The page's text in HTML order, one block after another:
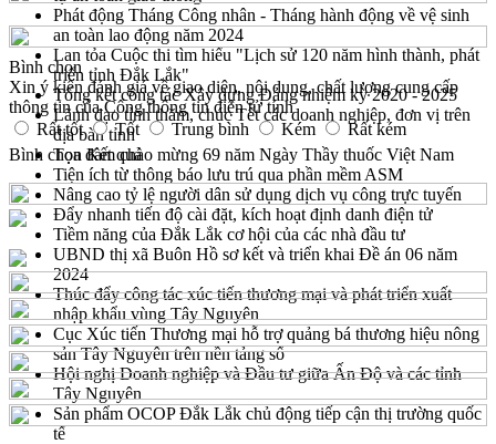
Phát động Tháng Công nhân - Tháng hành động về vệ sinh
an toàn lao động năm 2024
Lan tỏa Cuộc thi tìm hiểu "Lịch sử 120 năm hình thành, phát
triển tỉnh Đắk Lắk"
Tổng kết công tác Xây dựng Đảng nhiệm kỳ 2020 - 2025
Lãnh đạo tỉnh thăm, chúc Tết các doanh nghiệp, đơn vị trên
địa bàn tỉnh
Tọa đàm chào mừng 69 năm Ngày Thầy thuốc Việt Nam
Tiện ích từ thông báo lưu trú qua phần mềm ASM
Nâng cao tỷ lệ người dân sử dụng dịch vụ công trực tuyến
Đẩy nhanh tiến độ cài đặt, kích hoạt định danh điện tử
Tiềm năng của Đắk Lắk cơ hội của các nhà đầu tư
UBND thị xã Buôn Hồ sơ kết và triển khai Đề án 06 năm
2024
Thúc đẩy công tác xúc tiến thương mại và phát triển xuất
nhập khẩu vùng Tây Nguyên
Cục Xúc tiến Thương mại hỗ trợ quảng bá thương hiệu nông
sản Tây Nguyên trên nền tảng số
Hội nghị Doanh nghiệp và Đầu tư giữa Ấn Độ và các tỉnh
Tây Nguyên
Sản phẩm OCOP Đắk Lắk chủ động tiếp cận thị trường quốc
tế
Bình chọn
Xin ý kiến đánh giá về giao diện, nội dung, chất lượng cung cấp
thông tin của Cổng thông tin điện tử tỉnh
Rất tốt
Tốt Trung bình Kém
Rất kém
Bình chọnKết quả